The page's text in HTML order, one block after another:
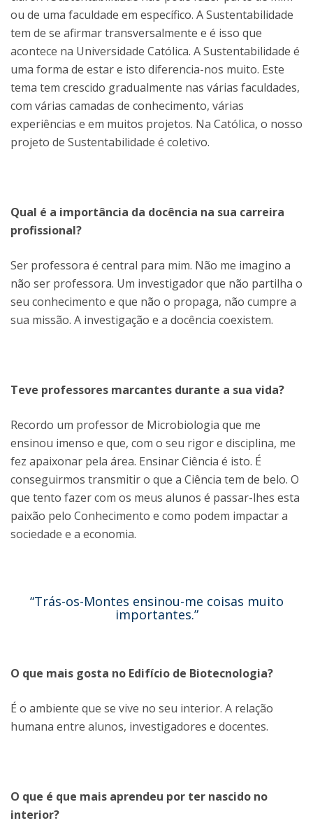
ou de uma faculdade em específico. A Sustentabilidade
tem de se afirmar transversalmente e é isso que
acontece na Universidade Católica. A Sustentabilidade é
uma forma de estar e isto diferencia-nos muito. Este
tema tem crescido gradualmente nas várias faculdades,
com várias camadas de conhecimento, várias
experiências e em muitos projetos. Na Católica, o nosso
projeto de Sustentabilidade é coletivo.
Qual é a importância da docência na sua carreira
profissional?
Ser professora é central para mim. Não me imagino a
não ser professora. Um investigador que não partilha o
seu conhecimento e que não o propaga, não cumpre a
sua missão. A investigação e a docência coexistem.
Teve professores marcantes durante a sua vida?
Recordo um professor de Microbiologia que me
ensinou imenso e que, com o seu rigor e disciplina, me
fez apaixonar pela área. Ensinar Ciência é isto. É
conseguirmos transmitir o que a Ciência tem de belo. O
que tento fazer com os meus alunos é passar-lhes esta
paixão pelo Conhecimento e como podem impactar a
sociedade e a economia.
“Trás-os-Montes ensinou-me coisas muito
importantes.”
O que mais gosta no Edifício de Biotecnologia?
É o ambiente que se vive no seu interior. A relação
humana entre alunos, investigadores e docentes.
O que é que mais aprendeu por ter nascido no
interior?